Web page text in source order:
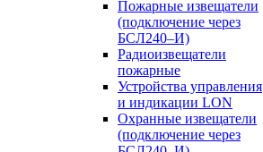
Пожарные извещатели
(подключение через
БСЛ240–И)
Радиоизвещатели
пожарные
Устройства управления
и индикации LON
Охранные извещатели
(подключение через